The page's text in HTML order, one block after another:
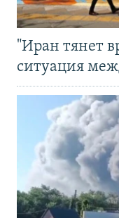
"Иран тянет
ситуация